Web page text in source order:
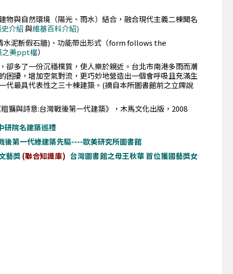
與自然環境（陽光、雨水）結合，融合現代主義二棟聞名
介紹與維基百科介紹)
水泥斬假石牆)、功能帶出形式（form follows the
之美ppt檔）
多了一份沉穩樸質，使人樂於親近。台北市南港多雨而潮
擾，增加空氣對流，更巧妙地營造出一個會呼吸且充滿生
最具代表性之三十棟建築。(摘自本所圖書館前之立牌說
獷與詩意:台灣戰後第一代建築》，木馬文化出版，2008
研院名建築巡禮
後第一代綠建築先驅----歐美研究所圖書館
藝獎(聯合知識庫) 台灣圖書館之母王秋華 首位獲國藝獎女